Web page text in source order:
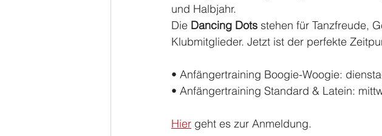
und Halbjahr.
Die Dancing Dots stehen für Tanzfreude,
Klubmitglieder. Jetzt ist der perfekte
• Anfängertraining Boogie-Woogie:
• Anfängertraining Standard & Latein:
Hier geht es zur Anmeldung.